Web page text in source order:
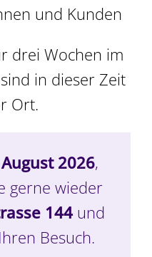
35 Stk.
Details
und Kunden
drei Wochen im
in dieser Zeit
Ort.
2026,
gerne wieder
144 und
Besuch.